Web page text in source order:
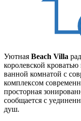
Уютная Beach Villa
королевской
ванной комнатой с
комплексом
просторная
сообщается с
душ.